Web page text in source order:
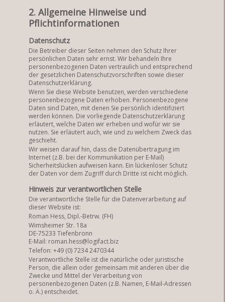
2. Allgemeine Hinweise und
Pflichtinformationen
Datenschutz
Die Betreiber dieser Seiten nehmen den Schutz Ihrer
persönlichen Daten sehr ernst. Wir behandeln Ihre
personenbezogenen Daten vertraulich und entsprechend
der gesetzlichen Datenschutzvorschriften sowie dieser
Datenschutzerklärung.
Wenn Sie diese Website benutzen, werden verschiedene
personenbezogene Daten erhoben. Personenbezogene
Daten sind Daten, mit denen Sie persönlich identifiziert
werden können. Die vorliegende Datenschutzerklärung
erläutert, welche Daten wir erheben und wofür wir sie
nutzen. Sie erläutert auch, wie und zu welchem Zweck das
geschieht.
Wir weisen darauf hin, dass die Datenübertragung im
Internet (z.B. bei der Kommunikation per E-Mail)
Sicherheitslücken aufweisen kann. Ein lückenloser Schutz
der Daten vor dem Zugriff durch Dritte ist nicht möglich.
Hinweis zur verantwortlichen Stelle
Die verantwortliche Stelle für die Datenverarbeitung auf
dieser Website ist:
Roman Hess, Dipl.-Betrw. (FH)
Wimsheimer Str. 18a
DE-75233 Tiefenbronn
E-Mail: roman.hess@logifact.biz
Telefon: +49 (0) 7234 2470344
Verantwortliche Stelle ist die natürliche oder juristische
Person, die allein oder gemeinsam mit anderen über die
Zwecke und Mittel der Verarbeitung von
personenbezogenen Daten (z.B. Namen, E-Mail-Adressen
o. Ä.) entscheidet.